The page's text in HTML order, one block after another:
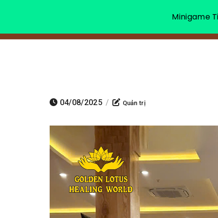
04/08/2025 / Quản trị
Minigame